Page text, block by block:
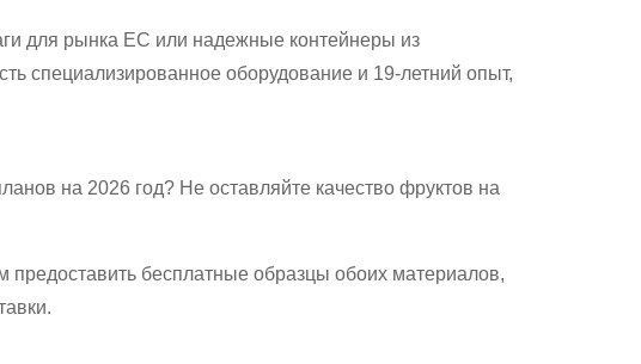
для рынка ЕС или надежные контейнеры из
специализированное оборудование и 19-летний опыт,
на 2026 год? Не оставляйте качество фруктов на
бесплатные образцы обоих материалов,